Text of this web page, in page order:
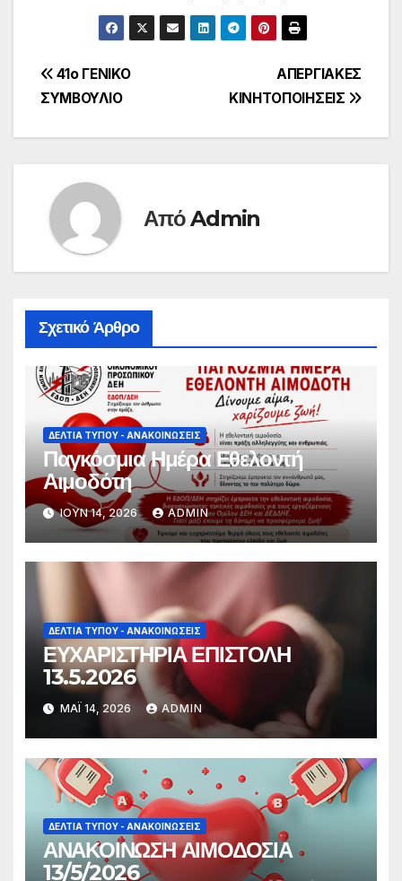
Πλοήγηση
ΑΠΕΡΓΙΑΚΕΣ
ΚΙΝΗΤΟΠΟΙΗΣΕΙΣ
41ο ΓΕΝΙΚΟ
ΣΥΜΒΟΥΛΙΟ
ΑπόAdmin
Σχετικό Άρθρο
ΔΕΛΤΊΑ ΤΎΠΟΥ - ΑΝΑΚΟΙΝΏΣΕΙΣ
Παγκόσμια Ημέρα Εθελοντή
Αιμοδότη
ΙΟΎΝ 14, 2026 ADMIN
ΔΕΛΤΊΑ ΤΎΠΟΥ - ΑΝΑΚΟΙΝΏΣΕΙΣ
ΕΥΧΑΡΙΣΤΗΡΙΑ ΕΠΙΣΤΟΛΗ
13.5.2026
ΜΆΙ 14, 2026 ADMIN
ΔΕΛΤΊΑ ΤΎΠΟΥ - ΑΝΑΚΟΙΝΏΣΕΙΣ
ΑΝΑΚΟΙΝΩΣΗ ΑΙΜΟΔΟΣΙΑ
13/5/2026